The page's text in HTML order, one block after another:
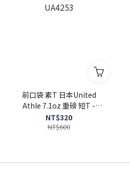
前口袋 素T 日本United
Athle 7.1oz 重磅 短T -
UA4253
NT$320
NT$600